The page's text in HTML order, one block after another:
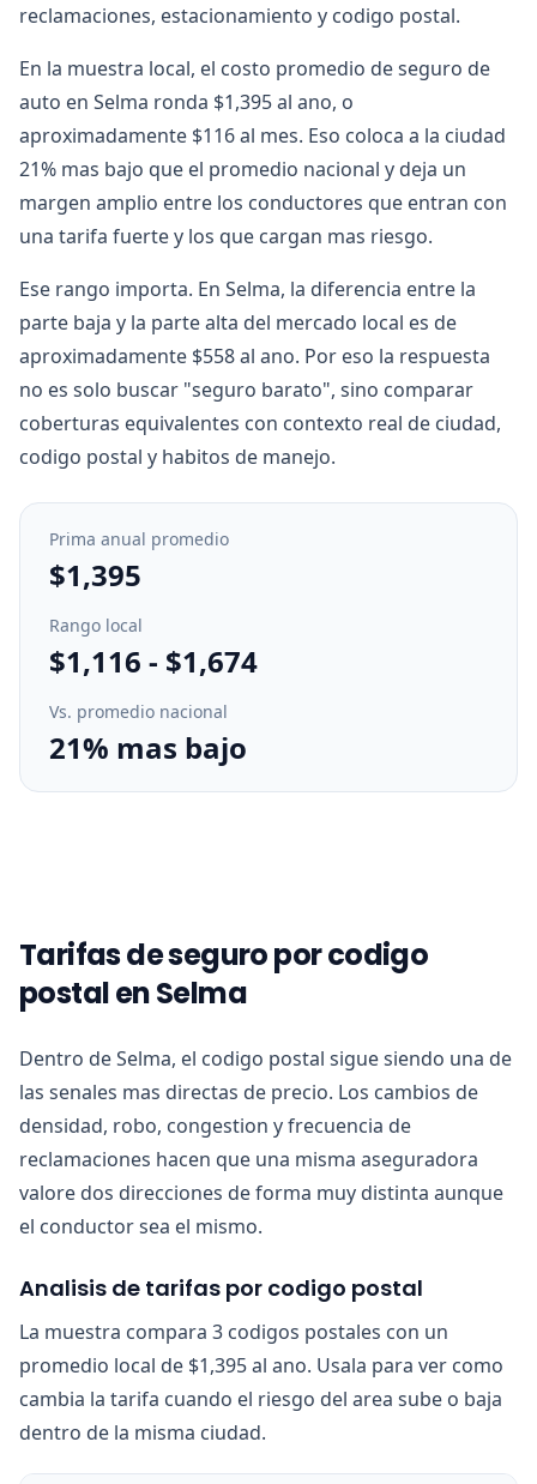
reclamaciones, estacionamiento y codigo postal.
En la muestra local, el costo promedio de seguro de
auto en Selma ronda $1,395 al ano, o
aproximadamente $116 al mes. Eso coloca a la ciudad
21% mas bajo que el promedio nacional y deja un
margen amplio entre los conductores que entran con
una tarifa fuerte y los que cargan mas riesgo.
Ese rango importa. En Selma, la diferencia entre la
parte baja y la parte alta del mercado local es de
aproximadamente $558 al ano. Por eso la respuesta
no es solo buscar "seguro barato", sino comparar
coberturas equivalentes con contexto real de ciudad,
codigo postal y habitos de manejo.
Prima anual promedio
$1,395
Rango local
$1,116 - $1,674
Vs. promedio nacional
21% mas bajo
Tarifas de seguro por codigo
postal en Selma
Dentro de Selma, el codigo postal sigue siendo una de
las senales mas directas de precio. Los cambios de
densidad, robo, congestion y frecuencia de
reclamaciones hacen que una misma aseguradora
valore dos direcciones de forma muy distinta aunque
el conductor sea el mismo.
Analisis de tarifas por codigo postal
La muestra compara 3 codigos postales con un
promedio local de $1,395 al ano. Usala para ver como
cambia la tarifa cuando el riesgo del area sube o baja
dentro de la misma ciudad.